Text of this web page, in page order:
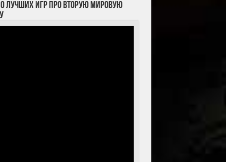
лучших игр про Вторую мировую